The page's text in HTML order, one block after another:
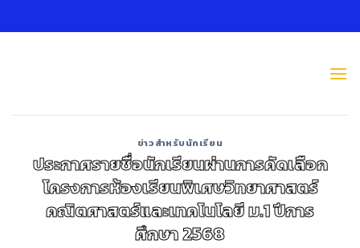
to
ข่าวสำหรับนักเรียน
ประกาศรายชื่อนักเรียนผ่านการคัดเลือก
โครงการห้องเรียนพิเศษวิทยาศาสตร์
คณิตศาสตร์และเทคโนโลยี ม.1 ปีการ
ศึกษา 2568